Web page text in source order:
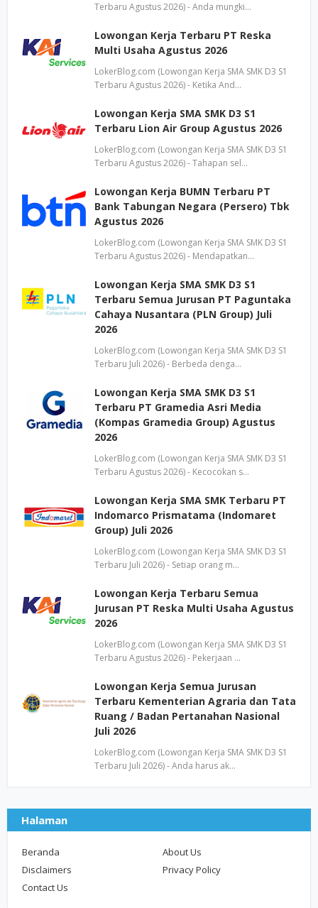
Terbaru Agustus 2026) - Anda mungki…
Lowongan Kerja Terbaru PT Reska
Multi Usaha Agustus 2026
LokerBlog.com (Lowongan Kerja SMA SMK D3 S1
Terbaru Agustus 2026) - Ketika And…
Lowongan Kerja SMA SMK D3 S1
Terbaru Lion Air Group Agustus 2026
LokerBlog.com (Lowongan Kerja SMA SMK D3 S1
Terbaru Agustus 2026) - Tahapan sel…
Lowongan Kerja BUMN Terbaru PT
Bank Tabungan Negara (Persero) Tbk
Agustus 2026
LokerBlog.com (Lowongan Kerja SMA SMK D3 S1
Terbaru Agustus 2026) - Mendapatkan…
Lowongan Kerja SMA SMK D3 S1
Terbaru Semua Jurusan PT Paguntaka
Cahaya Nusantara (PLN Group) Juli
2026
LokerBlog.com (Lowongan Kerja SMA SMK D3 S1
Terbaru Juli 2026) - Berbeda denga…
Lowongan Kerja SMA SMK D3 S1
Terbaru PT Gramedia Asri Media
(Kompas Gramedia Group) Agustus
2026
LokerBlog.com (Lowongan Kerja SMA SMK D3 S1
Terbaru Agustus 2026) - Kecocokan s…
Lowongan Kerja SMA SMK Terbaru PT
Indomarco Prismatama (Indomaret
Group) Juli 2026
LokerBlog.com (Lowongan Kerja SMA SMK D3 S1
Terbaru Juli 2026) - Setiap orang m…
Lowongan Kerja Terbaru Semua
Jurusan PT Reska Multi Usaha Agustus
2026
LokerBlog.com (Lowongan Kerja SMA SMK D3 S1
Terbaru Agustus 2026) - Pekerjaan …
Lowongan Kerja Semua Jurusan
Terbaru Kementerian Agraria dan Tata
Ruang / Badan Pertanahan Nasional
Juli 2026
LokerBlog.com (Lowongan Kerja SMA SMK D3 S1
Terbaru Juli 2026) - Anda harus ak…
Halaman
Beranda
About Us
Disclaimers
Privacy Policy
Contact Us